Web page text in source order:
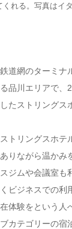
くれる。写真はイ
道網のターミナ
品川エリアで
たストリングス
トリングスホテ
りながら温かみ
ジムや会議室も
ビジネスでの利
体験をという人
カテゴリーの宿